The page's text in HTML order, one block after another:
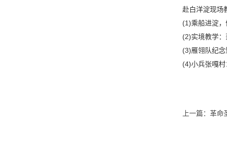
赴白洋淀现场
(1)乘船进淀
(2)实境教学
(3)雁翎队纪
(4)小兵张嘎
上一篇： 革命